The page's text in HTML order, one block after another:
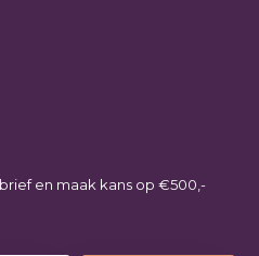
en maak kans op €500,-